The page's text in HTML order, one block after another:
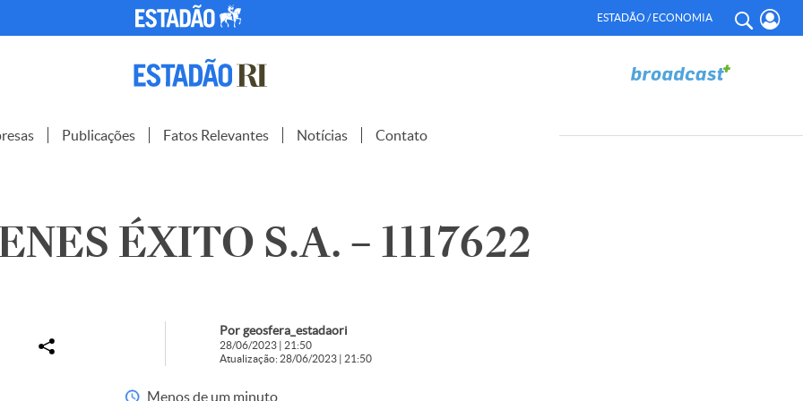
ESTADÃO / ECONOMIA
Publicações Fatos Relevantes Notícias Contato
ÉXITO S.A. – 1117622
Por geosfera_estadaori
28/06/2023 | 21:50
Atualização: 28/06/2023 | 21:50
Menos de um minuto